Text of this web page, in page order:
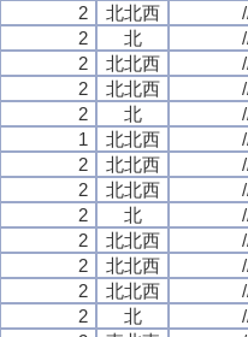
2 北北西
2 北
2 北北西
2 北北西
2 北
1 北北西
2 北北西
2 北北西
2 北
2 北北西
2 北北西
2 北北西
2 北